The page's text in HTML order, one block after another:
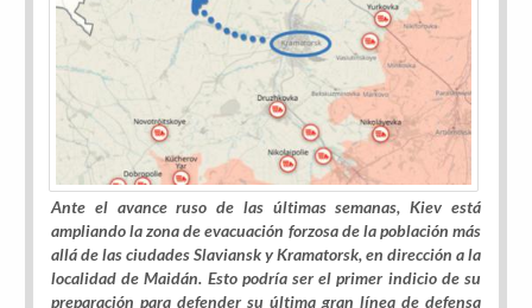
Ante el avance ruso de las últimas semanas, Kiev está
ampliando la zona deevacuación forzosa de la población más
allá de las ciudadesSlaviansk y Kramatorsk, en dirección a la
localidad deMaidán. Esto podría ser el primer indicio de su
preparación para defender su última gran línea de defensa